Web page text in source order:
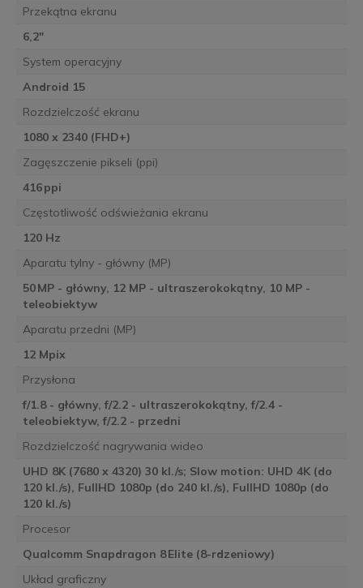
Przekątna ekranu
6,2"
System operacyjny
Android 15
Rozdzielczość ekranu
1080 x 2340 (FHD+)
Zagęszczenie pikseli (ppi)
416 ppi
Częstotliwość odświeżania ekranu
120 Hz
Aparatu tylny - główny (MP)
50 MP - główny, 12 MP - ultraszerokokątny, 10 MP -
teleobiektyw
Aparatu przedni (MP)
12 Mpix
Przysłona
f/1.8 - główny, f/2.2 - ultraszerokokątny, f/2.4 -
teleobiektyw, f/2.2 - przedni
Rozdzielczość nagrywania wideo
UHD 8K (7680 x 4320) 30 kl./s; Slow motion: UHD 4K (do
120 kl./s), FullHD 1080p (do 240 kl./s), FullHD 1080p (do
120 kl./s)
Procesor
Qualcomm Snapdragon 8 Elite (8-rdzeniowy)
Układ graficzny